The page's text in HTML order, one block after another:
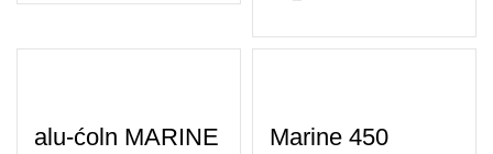
alu-ćoln MARINE
Marine 450